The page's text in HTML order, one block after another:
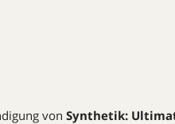
von Synthetik: